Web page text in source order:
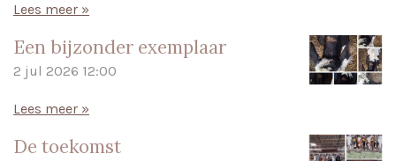
Lees meer »
Een bijzonder exemplaar
2 jul 2026 12:00
Lees meer »
De toekomst